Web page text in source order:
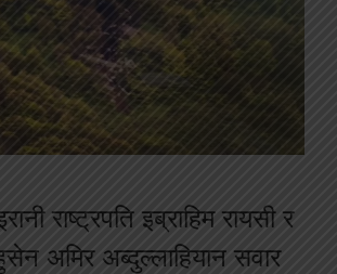
राष्ट्रपति इब्राहिम रायसी र
अमिर अब्दुल्लाहियान सवार